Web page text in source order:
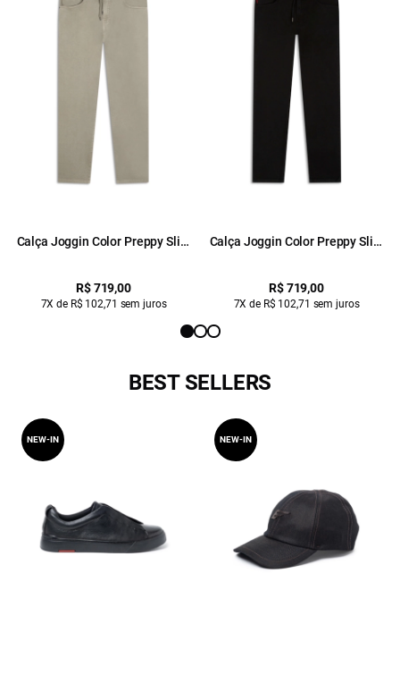
Calça Joggin Color Preppy Slim
R$ 719,00
7X de R$ 102,71 sem juros
Calça Joggin Color Preppy Slim
R$ 719,00
7X de R$ 102,71 sem juros
BEST SELLERS
NEW-IN NEW-IN